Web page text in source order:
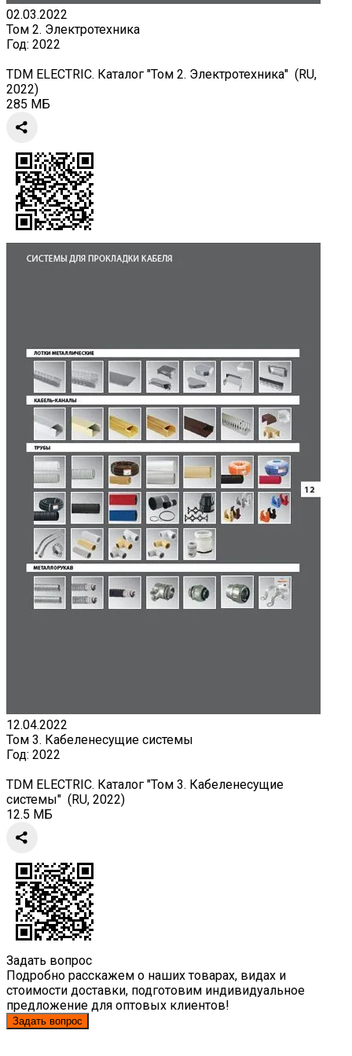
02.03.2022
Том 2. Электротехника
Год: 2022
TDM ELECTRIC. Каталог "Том 2. Электротехника" (RU,
2022)
285 МБ
12.04.2022
Том 3. Кабеленесущие системы
Год: 2022
TDM ELECTRIC. Каталог "Том 3. Кабеленесущие
системы" (RU, 2022)
12.5 МБ
Задать вопрос
Подробно расскажем о наших товарах, видах и
стоимости доставки, подготовим индивидуальное
предложение для оптовых клиентов!
Задать вопрос